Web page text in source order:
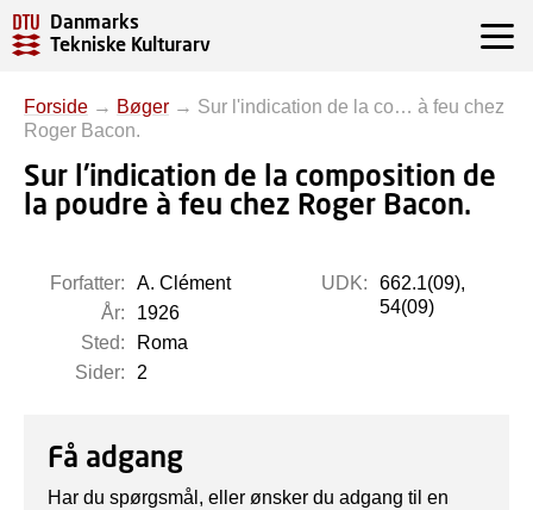
Danmarks
Tekniske Kulturarv
Forside → Bøger → Sur l'indication de la co… à feu chez
Roger Bacon.
Sur l'indication de la composition de
la poudre à feu chez Roger Bacon.
Forfatter:
A. Clément
År:
1926
Sted:
Roma
Sider:
2
UDK:
662.1(09),
54(09)
Få adgang
Har du spørgsmål, eller ønsker du adgang til en